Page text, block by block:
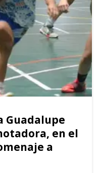
Guadalupe
en el
a